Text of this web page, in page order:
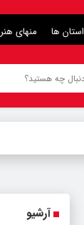
استان ها منهای هنر
آرشیو